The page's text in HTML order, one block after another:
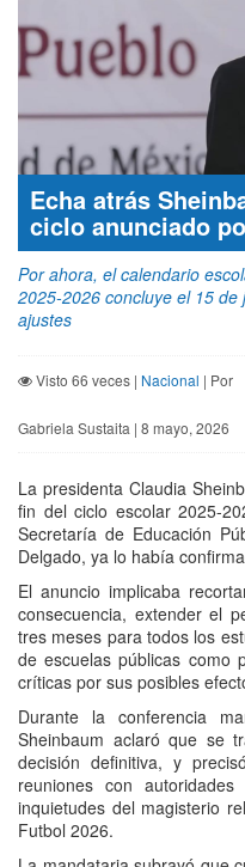
Echa atrás
ciclo anunciado
Por ahora, el calendario
2025-2026 concluye el 15
ajustes
Visto 66 veces | Nacional | Por
Gabriela Sustaita | 8 mayo, 2026
La presidenta Claudia
fin del ciclo escolar 2025-
Secretaría de Educación
Delgado, ya lo había
El anuncio implicaba
consecuencia, extender el
tres meses para todos los
de escuelas públicas como
críticas por sus posibles
Durante la conferencia
Sheinbaum aclaró que se
decisión definitiva, y
reuniones con
inquietudes del magisterio
Futbol 2026.